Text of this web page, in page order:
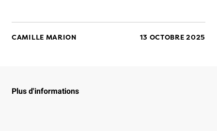
CAMILLE MARION 13 OCTOBRE 2025
Plus d'informations